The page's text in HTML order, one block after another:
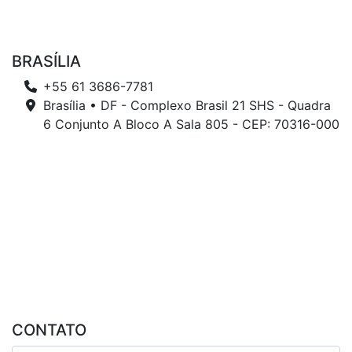
BRASÍLIA
+55 61 3686-7781
Brasília • DF - Complexo Brasil 21 SHS - Quadra
6 Conjunto A Bloco A Sala 805 - CEP: 70316-000
CONTATO